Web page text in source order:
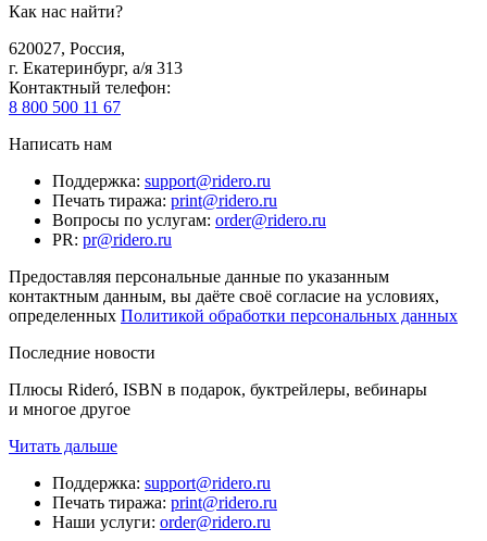
Как нас найти?
620027, Россия,
г. Екатеринбург, а/я 313
Контактный телефон:
8 800 500 11 67
Написать нам
Поддержка: support@ridero.ru
Печать тиража: print@ridero.ru
Вопросы по услугам: order@ridero.ru
PR: pr@ridero.ru
Предоставляя персональные данные по указанным
контактным данным, вы даёте своё согласие на условиях,
определенных Политикой обработки персональных данных
Последние новости
Плюсы Rideró, ISBN в подарок, буктрейлеры, вебинары
и многое другое
Читать дальше
Поддержка: support@ridero.ru
Печать тиража: print@ridero.ru
Наши услуги: order@ridero.ru